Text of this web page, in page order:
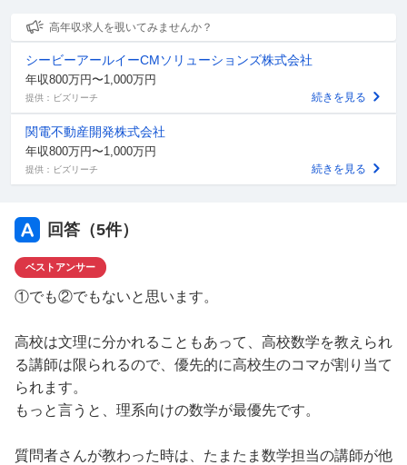
いる（経験不足？）
②中学数学が教えられない
この２つのどちらかが理由かなと思ったのですが、どちら
だと思いますか？
高年収求人を覗いてみませんか？
シービーアールイーCMソリューションズ株式会社
年収800万円〜1,000万円
提供：ビズリーチ 続きを見る
関電不動産開発株式会社
年収800万円〜1,000万円
提供：ビズリーチ 続きを見る
回答（5件）
ベストアンサー
①でも②でもないと思います。
高校は文理に分かれることもあって、高校数学を教えられ
る講師は限られるので、優先的に高校生のコマが割り当て
られます。
もっと言うと、理系向けの数学が最優先です。
質問者さんが教わった時は、たまたま数学担当の講師が他